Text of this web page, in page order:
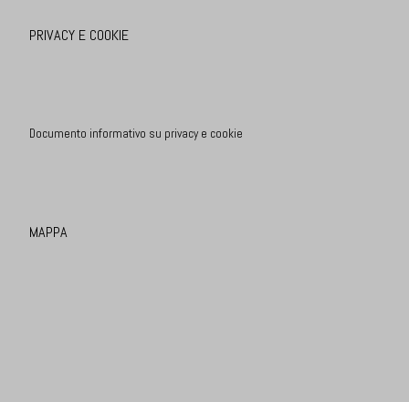
PRIVACY E COOKIE
Documento informativo su privacy e cookie
MAPPA